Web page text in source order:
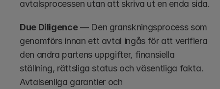
avtalsprocessen utan att skriva ut en enda sida.
Due Diligence — Den granskningsprocess som
genomförs innan ett avtal ingås för att verifiera
den andra partens uppgifter, finansiella
ställning, rättsliga status och väsentliga fakta.
Avtalsenliga garantier och